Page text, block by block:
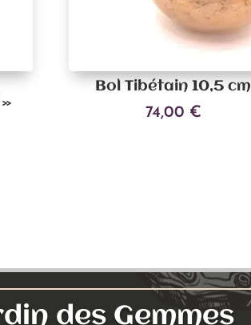
Bol Tibétain 10,5 cm
74,00 €
des Gemmes